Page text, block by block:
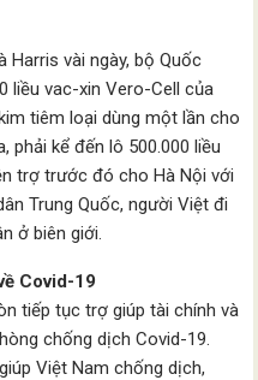
Harris vài ngày, bộ Quốc
liều vac-xin Vero-Cell của
tiêm loại dùng một lần cho
phải kể đến lô 500.000 liều
trợ trước đó cho Hà Nội với
Trung Quốc, người Việt đi
ở biên giới.
Covid-19
tiếp tục trợ giúp tài chính và
chống dịch Covid-19.
Việt Nam chống dịch,